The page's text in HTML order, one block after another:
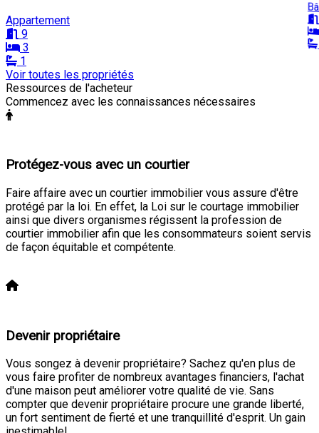
Appartement
9
3
1
Voir toutes les propriétés
Ressources de l'acheteur
Commencez avec les connaissances nécessaires
Protégez-vous avec un courtier
Faire affaire avec un courtier immobilier vous assure d'être
protégé par la loi. En effet, la Loi sur le courtage immobilier
ainsi que divers organismes régissent la profession de
courtier immobilier afin que les consommateurs soient servis
de façon équitable et compétente.
Devenir propriétaire
Vous songez à devenir propriétaire? Sachez qu'en plus de
vous faire profiter de nombreux avantages financiers, l'achat
d'une maison peut améliorer votre qualité de vie. Sans
compter que devenir propriétaire procure une grande liberté,
un fort sentiment de fierté et une tranquillité d'esprit. Un gain